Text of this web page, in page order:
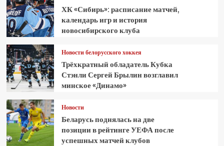
ХК «Сибирь»: расписание матчей,
календарь игр и история
новосибирского клуба
Новости белорусского хоккея
Трёхкратный обладатель Кубка
Стэнли Сергей Брылин возглавил
минское «Динамо»
Новости
Беларусь поднялась на две
позиции в рейтинге УЕФА после
успешных матчей клубов